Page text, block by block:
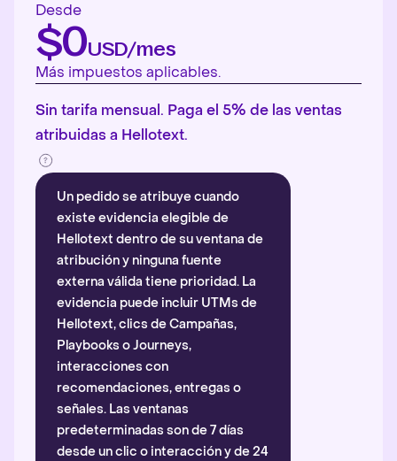
Desde
$0USD/mes
Más impuestos aplicables.
Sin tarifa mensual. Paga el 5% de las ventas
atribuidas a Hellotext.
Un pedido se atribuye cuando
existe evidencia elegible de
Hellotext dentro de su ventana de
atribución y ninguna fuente
externa válida tiene prioridad. La
evidencia puede incluir UTMs de
Hellotext, clics de Campañas,
Playbooks o Journeys,
interacciones con
recomendaciones, entregas o
señales. Las ventanas
predeterminadas son de 7 días
desde un clic o interacción y de 24